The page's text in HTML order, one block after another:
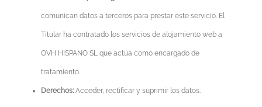
comunican datos a terceros para prestar este servicio. El
Titular ha contratado los servicios de alojamiento web a
OVH HISPANO SL que actúa como encargado de
tratamiento.
Derechos: Acceder, rectificar y suprimir los datos.